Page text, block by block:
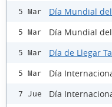
5 Mar Día Mundial
5 Mar Día Mundial
5 Mar Día de Llegar
5 Mar Día
7 Jue Día